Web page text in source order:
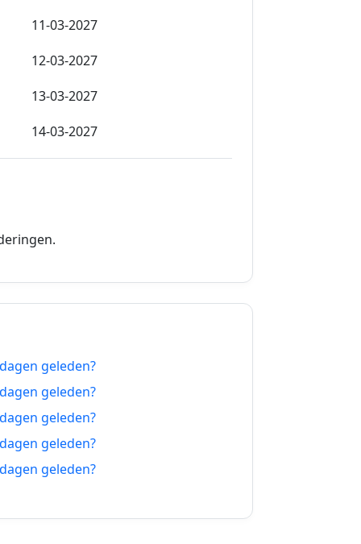
11-03-2027
12-03-2027
13-03-2027
14-03-2027
17-03-2027
19-03-2027
21-03-2027
22-03-2027
23-03-2027
25-03-2027
geleden?
geleden?
geleden?
geleden?
geleden?